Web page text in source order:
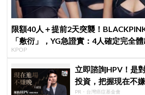
限額40人＋提前2天突襲！
「敷衍」，YG急證實：4人確定完全
KPOP
立即諮詢HPV！是
投資，把握現在不嫌
PR・台灣癌症基金會